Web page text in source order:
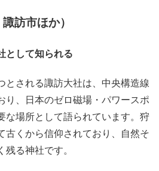
訪市ほか）
として知られる
とされる諏訪大社は、中央構造線
り、日本のゼロ磁場・パワースポ
な場所として語られています。狩
古くから信仰されており、自然そ
る神社です。